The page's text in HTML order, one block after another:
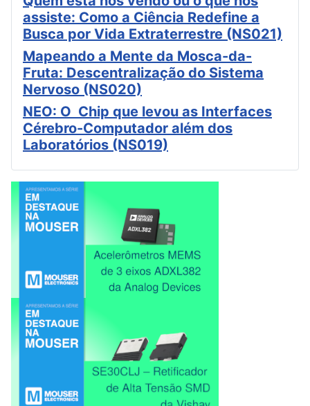
assiste: Como a Ciência Redefine a
Busca por Vida Extraterrestre (NS021)
Mapeando a Mente da Mosca-da-
Fruta: Descentralização do Sistema
Nervoso (NS020)
NEO: O Chip que levou as Interfaces
Cérebro-Computador além dos
Laboratórios (NS019)